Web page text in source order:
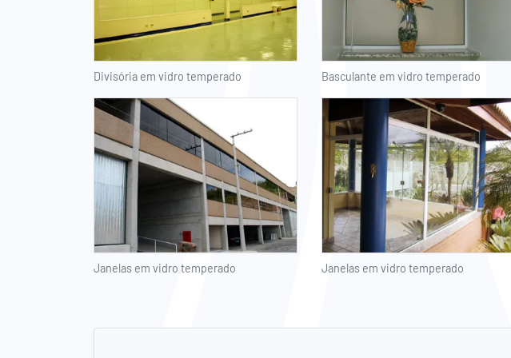
Divisória em vidro temperado Basculante em vidro temperado
Janelas em vidro temperado Janelas em vidro temperado